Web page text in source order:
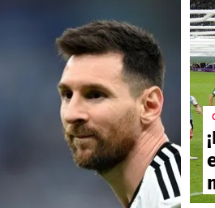
Brasileño
Conference
Ligue 1
Premier League
Serie A
La Liga
Bundesliga